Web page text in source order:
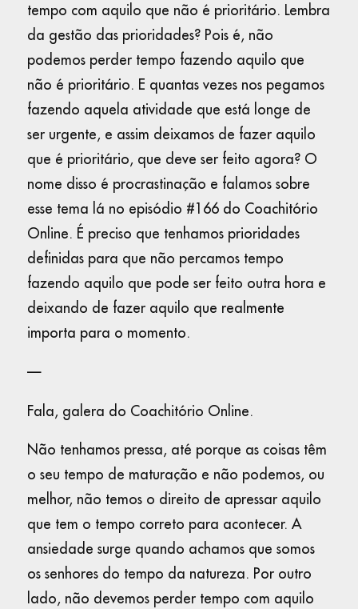
tempo com aquilo que não é prioritário. Lembra
da gestão das prioridades? Pois é, não
podemos perder tempo fazendo aquilo que
não é prioritário. E quantas vezes nos pegamos
fazendo aquela atividade que está longe de
ser urgente, e assim deixamos de fazer aquilo
que é prioritário, que deve ser feito agora? O
nome disso é procrastinação e falamos sobre
esse tema lá no episódio #166 do Coachitório
Online. É preciso que tenhamos prioridades
definidas para que não percamos tempo
fazendo aquilo que pode ser feito outra hora e
deixando de fazer aquilo que realmente
importa para o momento.
—
Fala, galera do Coachitório Online.
Não tenhamos pressa, até porque as coisas têm
o seu tempo de maturação e não podemos, ou
melhor, não temos o direito de apressar aquilo
que tem o tempo correto para acontecer. A
ansiedade surge quando achamos que somos
os senhores do tempo da natureza. Por outro
lado, não devemos perder tempo com aquilo